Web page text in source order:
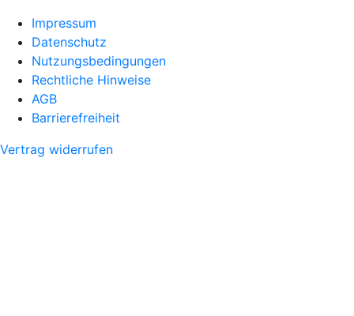
Impressum
Datenschutz
Nutzungsbedingungen
Rechtliche Hinweise
AGB
Barrierefreiheit
Vertrag widerrufen